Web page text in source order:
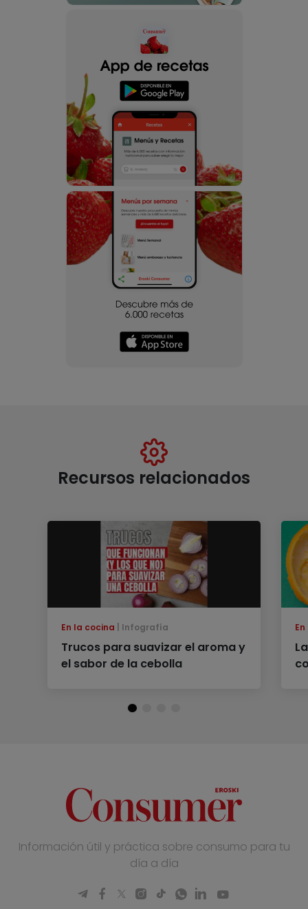
Recursos relacionados
En la cocina Infografía
Trucos para suavizar el aroma y
el sabor de la cebolla
Información útil y práctica sobre consumo para tu
día a día